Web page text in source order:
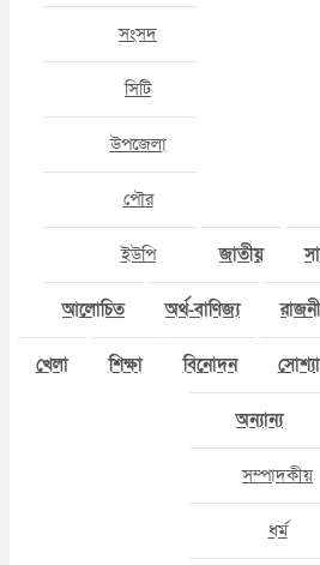
সংসদ
সিটি
উপজেলা
পৌর
ইউপি জাতীয়
আলোচিত অর্থ-বাণিজ্য
খেলা শিক্ষা বিনোদন
অন্যান্য
সম্পাদকীয়
ধর্ম